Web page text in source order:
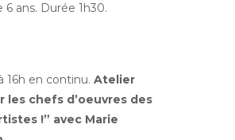
6 ans. Durée 1h30.
16h en continu. Atelier
les chefs d’oeuvres des
!” avec Marie